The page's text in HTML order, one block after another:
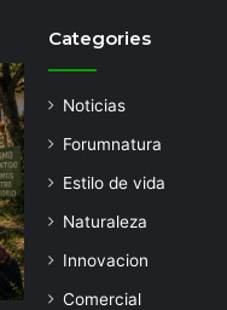
Categories
Noticias
Forumnatura
Estilo de vida
Naturaleza
Innovacion
Comercial